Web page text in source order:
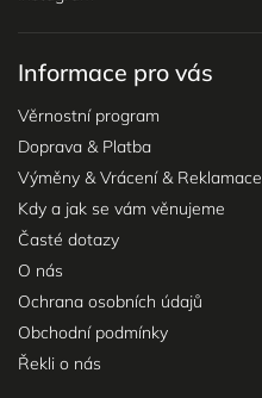
Informace pro vás
Věrnostní program
Doprava & Platba
Výměny & Vrácení & Reklamace
Kdy a jak se vám věnujeme
Časté dotazy
O nás
Ochrana osobních údajů
Obchodní podmínky
Řekli o nás